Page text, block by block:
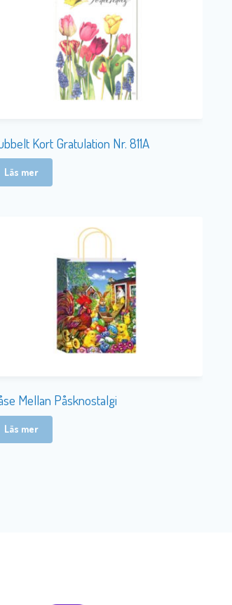
Kort Gratulation Nr. 811A
Läs mer
Mellan Påsknostalgi
Läs mer